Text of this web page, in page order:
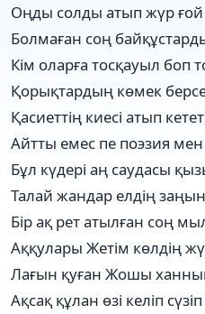
Оңды солды атып жүр
Болмаған соң
Кім оларға тосқауыл боп
Қорықтардың көмек
Қасиеттің киесі атып
Айтты емес пе поэзия мен
Бұл күдері аң саудасы
Талай жандар елдің
Бір ақ рет атылған соң
Аққулары Жетім көлдің
Лағын қуған Жошы
Ақсақ құлан өзі келіп